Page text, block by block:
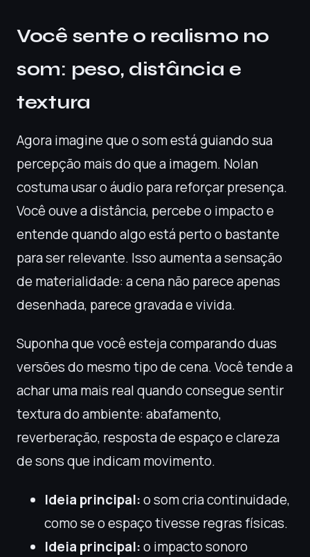
Você sente o realismo no
som: peso, distância e
textura
Agora imagine que o som está guiando sua
percepção mais do que a imagem. Nolan
costuma usar o áudio para reforçar presença.
Você ouve a distância, percebe o impacto e
entende quando algo está perto o bastante
para ser relevante. Isso aumenta a sensação
de materialidade: a cena não parece apenas
desenhada, parece gravada e vivida.
Suponha que você esteja comparando duas
versões do mesmo tipo de cena. Você tende a
achar uma mais real quando consegue sentir
textura do ambiente: abafamento,
reverberação, resposta de espaço e clareza
de sons que indicam movimento.
Ideia principal:o som cria continuidade,
como se o espaço tivesse regras físicas.
Ideia principal:o impacto sonoro